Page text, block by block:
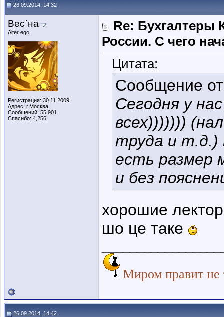
26.09.2014, 14:32
Вес`на
Alter ego
Регистрация: 30.11.2009
Адрес: г.Москва
Сообщений: 55,901
Спасибо: 4,256
Re: Бухгалтеры
России. C чего
Цитата:
Сообщение
Сегодня у
всех)))))))
труда и т.д.)
есть размер
и без
хорошие
шо це таке
Миром правит не
26.09.2014, 14:42